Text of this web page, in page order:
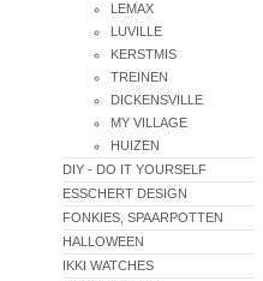
LEMAX
LUVILLE
KERSTMIS
TREINEN
DICKENSVILLE
MY VILLAGE
HUIZEN
DIY - DO IT YOURSELF
ESSCHERT DESIGN
FONKIES, SPAARPOTTEN
HALLOWEEN
IKKI WATCHES